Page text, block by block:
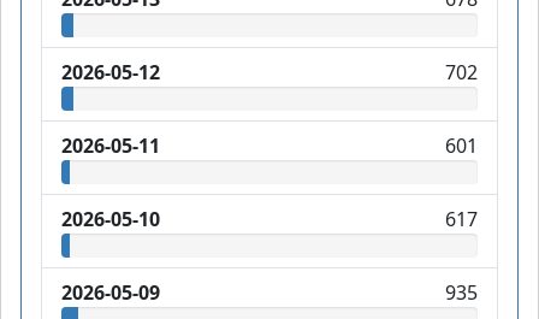
2026-05-12 702
2026-05-11 601
2026-05-10 617
2026-05-09 935